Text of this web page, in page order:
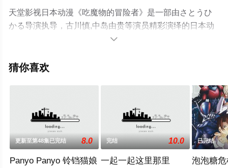
天堂影视日本动漫《吃魔物的冒险者》是一部由さとうひ
かる导演执导，古川慎,中岛由贵等演员精彩演绎的日本动
漫，手机免费观看高清无删减完整版动漫全集就上天堂电
等平台了解。

猜你喜欢
更新至第48集已完结 8.0
Panyo Panyo 铃铛猫娘
完结 10.0
一起一起这里那里
已完结
泡泡糖